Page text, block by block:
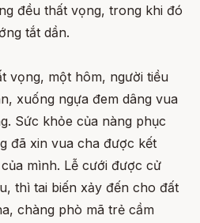
đều thất vọng, trong khi đó
tắt dần.
vọng, một hôm, người tiều
xuống ngựa đem dâng vua
Sức khỏe của nàng phục
đã xin vua cha được kết
mình. Lễ cưới được cử
thì tai biến xảy đến cho đất
chàng phò mã trẻ cầm